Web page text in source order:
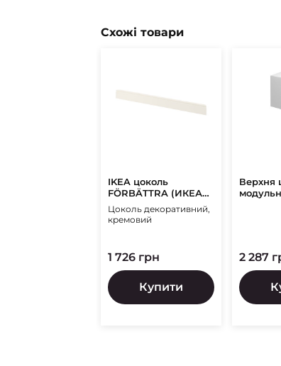
Схожі товари
IKEA цоколь
FÖRBÄTTRA (ИКЕА
ФОРБЭТТРА)
Цоколь декоративний,
кремовий
1 726 грн
Купити
Верхня
2 287